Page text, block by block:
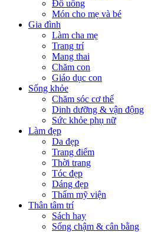
Đồ uống
Món cho mẹ và bé
Gia đình
Làm cha mẹ
Trang trí
Mang thai
Chăm con
Giáo dục con
Sống khỏe
Chăm sóc cơ thể
Dinh dưỡng & vận động
Sức khỏe phụ nữ
Làm đẹp
Da đẹp
Trang điểm
Thời trang
Tóc đẹp
Dáng đẹp
Thẩm mỹ viện
Thân tâm trí
Sách hay
Sống chậm & cân bằng